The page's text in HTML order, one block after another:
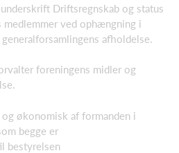
Driftsregnskab og status
ved ophængning i
afholdelse.
foreningens midler og
økonomisk af formanden i
begge er
bestyrelsen